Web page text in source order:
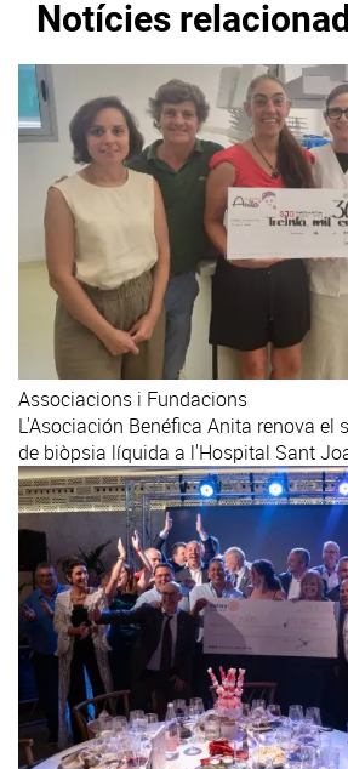
Notícies
Associacions i Fundacions
L'Asociación Benéfica Anita renova el
de biòpsia líquida a l'Hospital Sant